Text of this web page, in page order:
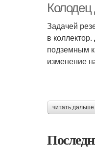
Колодец
Задачей
в
подземным
изменение
читать